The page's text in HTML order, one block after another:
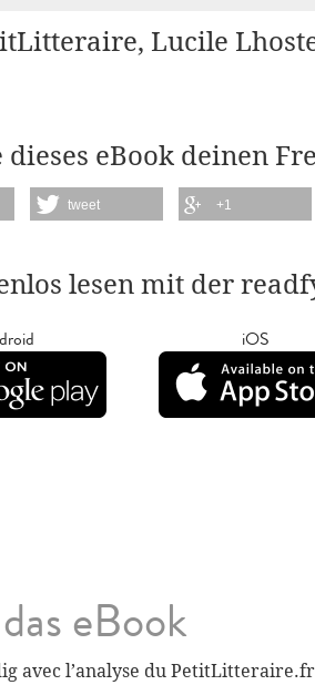
Lucile
dieses eBook deinen
tweet +1
lesen mit der
iOS
eBook
avec l’analyse du